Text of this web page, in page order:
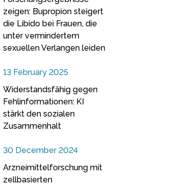
zeigen: Bupropion steigert
die Libido bei Frauen, die
unter vermindertem
sexuellen Verlangen leiden
13 February 2025
Widerstandsfähig gegen
Fehlinformationen: KI
stärkt den sozialen
Zusammenhalt
30 December 2024
Arzneimittelforschung mit
zellbasierten